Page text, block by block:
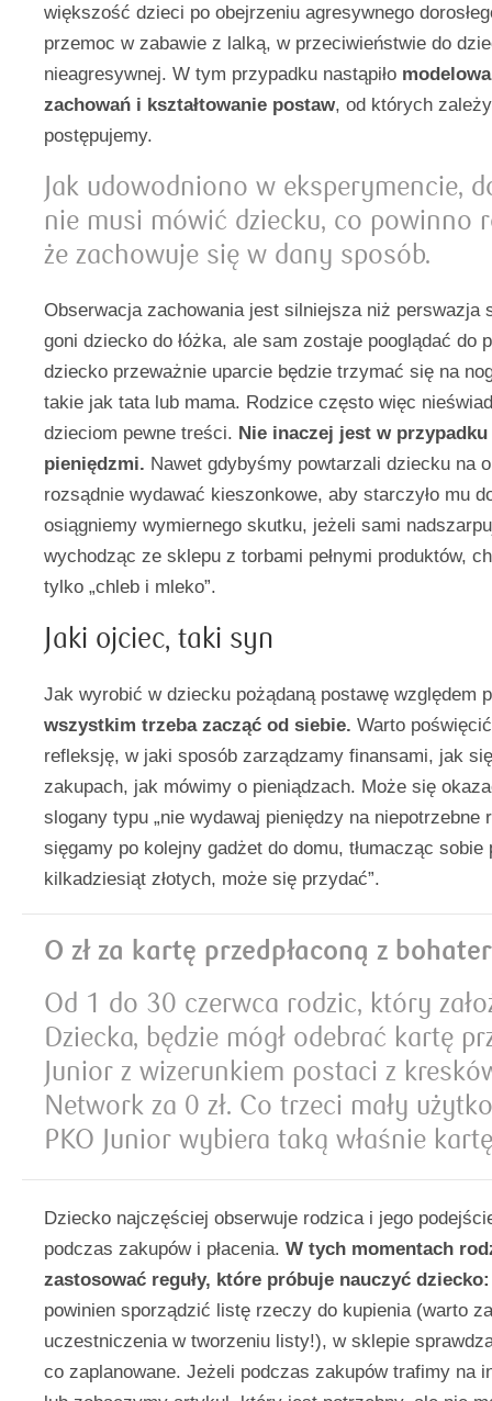
większość dzieci po obejrzeniu agresywnego
przemoc w zabawie z lalką, w przeciwieństwie do
nieagresywnej. W tym przypadku nastąpiło
zachowań i kształtowanie postaw, od których
postępujemy.
Jak udowodniono w eksperymencie,
nie musi mówić dziecku, co powinno
że zachowuje się w dany sposób.
Obserwacja zachowania jest silniejsza niż perswazja
goni dziecko do łóżka, ale sam zostaje pooglądać do
dziecko przeważnie uparcie będzie trzymać się na
takie jak tata lub mama. Rodzice często więc
dzieciom pewne treści. Nie inaczej jest w
pieniędzmi. Nawet gdybyśmy powtarzali dziecku na
rozsądnie wydawać kieszonkowe, aby starczyło mu
osiągniemy wymiernego skutku, jeżeli sami
wychodząc ze sklepu z torbami pełnymi produktów,
tylko „chleb i mleko”.
Jaki ojciec, taki syn
Jak wyrobić w dziecku pożądaną postawę względem
wszystkim trzeba zacząć od siebie. Warto
refleksję, w jaki sposób zarządzamy finansami, jak
zakupach, jak mówimy o pieniądzach. Może się
slogany typu „nie wydawaj pieniędzy na niepotrzebne
sięgamy po kolejny gadżet do domu, tłumacząc sobie
kilkadziesiąt złotych, może się przydać”.
O zł za kartę przedpłaconą z
Od 1 do 30 czerwca rodzic, który
Dziecka, będzie mógł odebrać kartę
Junior z wizerunkiem postaci z
Network za 0 zł. Co trzeci mały
PKO Junior wybiera taką właśnie
Dziecko najczęściej obserwuje rodzica i jego
podczas zakupów i płacenia. W tych momentach
zastosować reguły, które próbuje nauczyć dziecko:
powinien sporządzić listę rzeczy do kupienia (warto
uczestniczenia w tworzeniu listy!), w sklepie
co zaplanowane. Jeżeli podczas zakupów trafimy na